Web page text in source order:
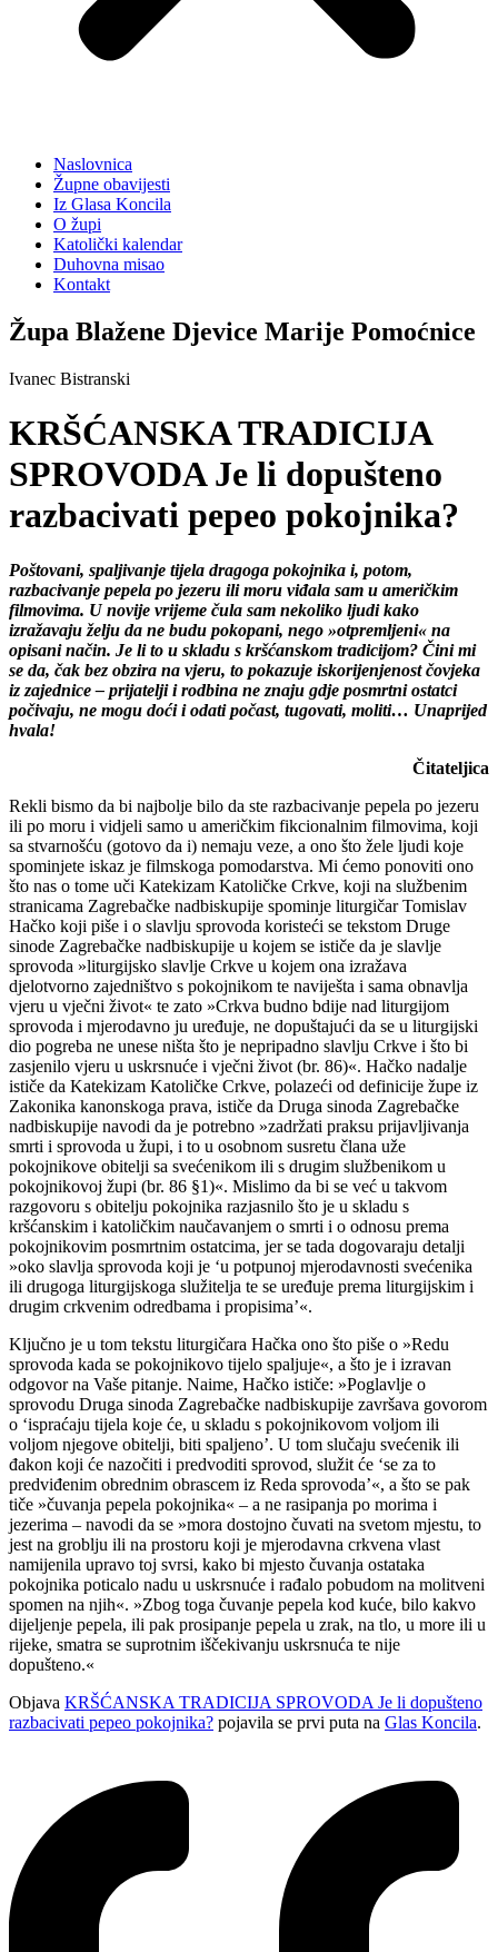
Naslovnica
Župne obavijesti
Iz Glasa Koncila
O župi
Katolički kalendar
Duhovna misao
Kontakt
Župa Blažene Djevice Marije Pomoćnice
Ivanec Bistranski
KRŠĆANSKA TRADICIJA
SPROVODA Je li dopušteno
razbacivati pepeo pokojnika?
Poštovani, spaljivanje tijela dragoga pokojnika i, potom,
razbacivanje pepela po jezeru ili moru viđala sam u američkim
filmovima. U novije vrijeme čula sam nekoliko ljudi kako
izražavaju želju da ne budu pokopani, nego »otpremljeni« na
opisani način. Je li to u skladu s kršćanskom tradicijom? Čini mi
se da, čak bez obzira na vjeru, to pokazuje iskorijenjenost čovjeka
iz zajednice – prijatelji i rodbina ne znaju gdje posmrtni ostatci
počivaju, ne mogu doći i odati počast, tugovati, moliti… Unaprijed
hvala!
Čitateljica
Rekli bismo da bi najbolje bilo da ste razbacivanje pepela po jezeru
ili po moru i vidjeli samo u američkim fikcionalnim filmovima, koji
sa stvarnošću (gotovo da i) nemaju veze, a ono što žele ljudi koje
spominjete iskaz je filmskoga pomodarstva. Mi ćemo ponoviti ono
što nas o tome uči Katekizam Katoličke Crkve, koji na službenim
stranicama Zagrebačke nadbiskupije spominje liturgičar Tomislav
Hačko koji piše i o slavlju sprovoda koristeći se tekstom Druge
sinode Zagrebačke nadbiskupije u kojem se ističe da je slavlje
sprovoda »liturgijsko slavlje Crkve u kojem ona izražava
djelotvorno zajedništvo s pokojnikom te naviješta i sama obnavlja
vjeru u vječni život« te zato »Crkva budno bdije nad liturgijom
sprovoda i mjerodavno ju uređuje, ne dopuštajući da se u liturgijski
dio pogreba ne unese ništa što je nepripadno slavlju Crkve i što bi
zasjenilo vjeru u uskrsnuće i vječni život (br. 86)«. Hačko nadalje
ističe da Katekizam Katoličke Crkve, polazeći od definicije župe iz
Zakonika kanonskoga prava, ističe da Druga sinoda Zagrebačke
nadbiskupije navodi da je potrebno »zadržati praksu prijavljivanja
smrti i sprovoda u župi, i to u osobnom susretu člana uže
pokojnikove obitelji sa svećenikom ili s drugim službenikom u
pokojnikovoj župi (br. 86 §1)«. Mislimo da bi se već u takvom
razgovoru s obitelju pokojnika razjasnilo što je u skladu s
kršćanskim i katoličkim naučavanjem o smrti i o odnosu prema
pokojnikovim posmrtnim ostatcima, jer se tada dogovaraju detalji
»oko slavlja sprovoda koji je ‘u potpunoj mjerodavnosti svećenika
ili drugoga liturgijskoga služitelja te se uređuje prema liturgijskim i
drugim crkvenim odredbama i propisima’«.
Ključno je u tom tekstu liturgičara Hačka ono što piše o »Redu
sprovoda kada se pokojnikovo tijelo spaljuje«, a što je i izravan
odgovor na Vaše pitanje. Naime, Hačko ističe: »Poglavlje o
sprovodu Druga sinoda Zagrebačke nadbiskupije završava govorom
o ‘ispraćaju tijela koje će, u skladu s pokojnikovom voljom ili
voljom njegove obitelji, biti spaljeno’. U tom slučaju svećenik ili
đakon koji će nazočiti i predvoditi sprovod, služit će ‘se za to
predviđenim obrednim obrascem iz Reda sprovoda’«, a što se pak
tiče »čuvanja pepela pokojnika« – a ne rasipanja po morima i
jezerima – navodi da se »mora dostojno čuvati na svetom mjestu, to
jest na groblju ili na prostoru koji je mjerodavna crkvena vlast
namijenila upravo toj svrsi, kako bi mjesto čuvanja ostataka
pokojnika poticalo nadu u uskrsnuće i rađalo pobudom na molitveni
spomen na njih«. »Zbog toga čuvanje pepela kod kuće, bilo kakvo
dijeljenje pepela, ili pak prosipanje pepela u zrak, na tlo, u more ili u
rijeke, smatra se suprotnim iščekivanju uskrsnuća te nije
dopušteno.«
Objava KRŠĆANSKA TRADICIJA SPROVODA Je li dopušteno
razbacivati pepeo pokojnika? pojavila se prvi puta na Glas Koncila.